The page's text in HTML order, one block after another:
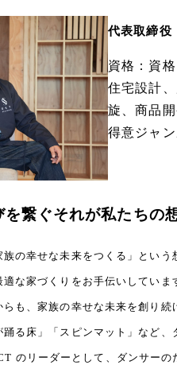
代表取締役
資格：資
住宅設計
旋、商品
得意ジャン
を繋ぐそれが私たちの
族の幸せな未来をつくる」とい
適な家づくりをお手伝いしてい
も、家族の幸せな未来を創り続
踊る床」「スピンマット」など
のリーダーとして、ダンサー